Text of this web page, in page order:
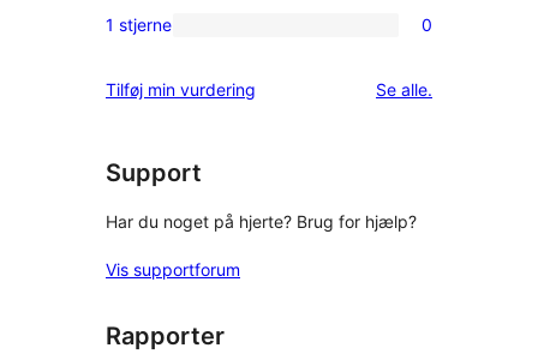
2-
anmeldelser
0
stjernet
1 stjerne 0
Tilføj min vurdering Se alleanmeldelser
.
Support
Har du noget på hjerte? Brug for hjælp?
Vis supportforum
Rapporter